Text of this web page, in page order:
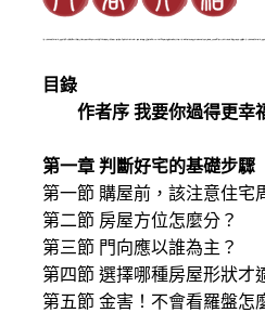
目錄
作者序 我要你過得更幸
第一章 判斷好宅的基礎步驟
第一節 購屋前，該注意住宅
第二節 房屋方位怎麼分？
第三節 門向應以誰為主？
第四節 選擇哪種房屋形狀才
第五節 金害！不會看羅盤怎